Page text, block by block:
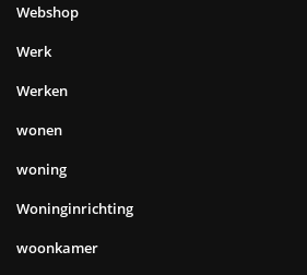
Webshop
Werk
Werken
wonen
woning
Woninginrichting
woonkamer